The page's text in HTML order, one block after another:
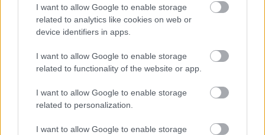
I want to allow Google to enable storage
related to analytics like cookies on web or
device identifiers in apps.
I want to allow Google to enable storage
related to functionality of the website or app.
I want to allow Google to enable storage
related to personalization.
I want to allow Google to enable storage
Diákok a munkaerőpiacon: Így formálják a 2026-os
trendeket a fiatalok elvárásai (X)
A diákoknak már nem elég a magas órabér,
#it #mozilla #firefox
#chrome #os x
#multi-process